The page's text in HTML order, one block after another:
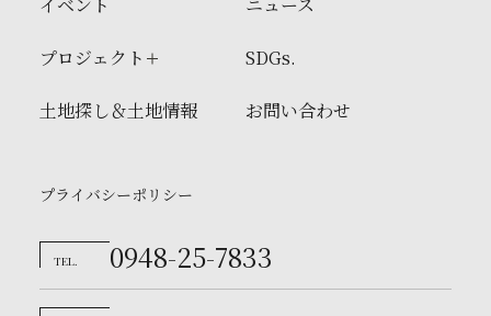
プロジェクト
土地探し＆土地情報
SDGs.
お問い合わせ
プライバシーポリシー
TEL. 0948-25-7833